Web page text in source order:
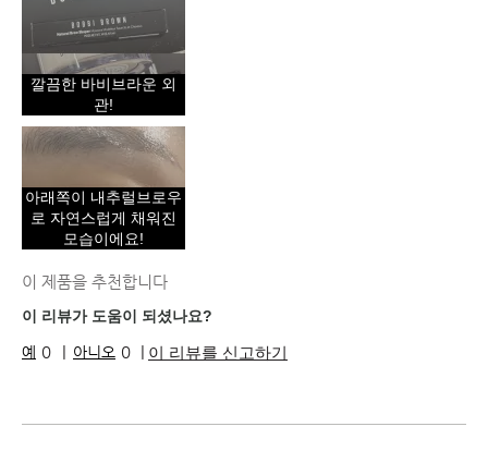
깔끔한 바비브라운 외
관!
아래쪽이 내추럴브로우
로 자연스럽게 채워진
모습이에요!
이 제품을 추천합니다
이 리뷰가 도움이 되셨나요?
0 0 이 리뷰를 신고하기